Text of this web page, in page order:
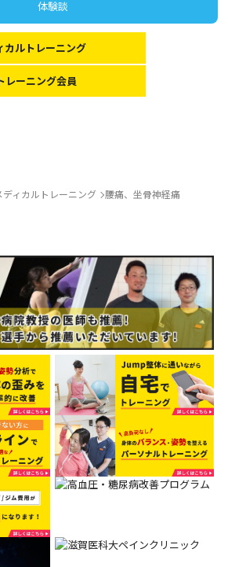
体験談
カルトレーニング
レーニング会員
ディカルトレーニング 腰痛、坐骨神経痛